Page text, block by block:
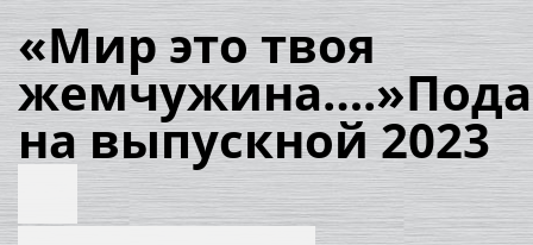
Поиск
«Мир это твоя
на выпускной 2023